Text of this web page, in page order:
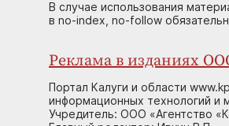
В случае использования
в no-index, no-follow
Реклама в изданиях
Портал Калуги и области
информационных технологий и
Учредитель: ООО «Агентство